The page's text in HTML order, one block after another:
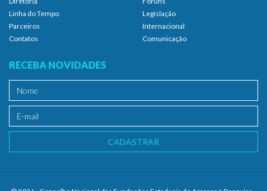
Linha do Tempo
Parceiros
Contatos
Legislação
Internacional
Comunicação
RECEBA NOVIDADES
CADASTRAR